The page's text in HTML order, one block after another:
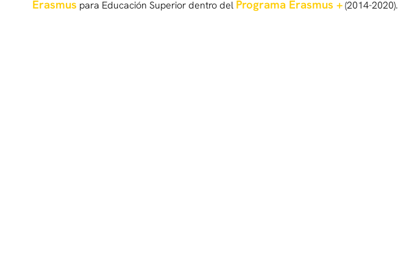
Erasmus para Educación Superior dentro del Programa Erasmus +(2014-2020).